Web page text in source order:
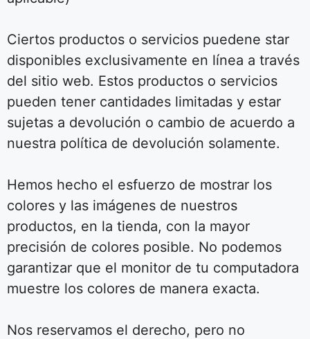
Ciertos productos o servicios puedene star
disponibles exclusivamente en línea a través
del sitio web. Estos productos o servicios
pueden tener cantidades limitadas y estar
sujetas a devolución o cambio de acuerdo a
nuestra política de devolución solamente.
Hemos hecho el esfuerzo de mostrar los
colores y las imágenes de nuestros
productos, en la tienda, con la mayor
precisión de colores posible. No podemos
garantizar que el monitor de tu computadora
muestre los colores de manera exacta.
Nos reservamos el derecho, pero no